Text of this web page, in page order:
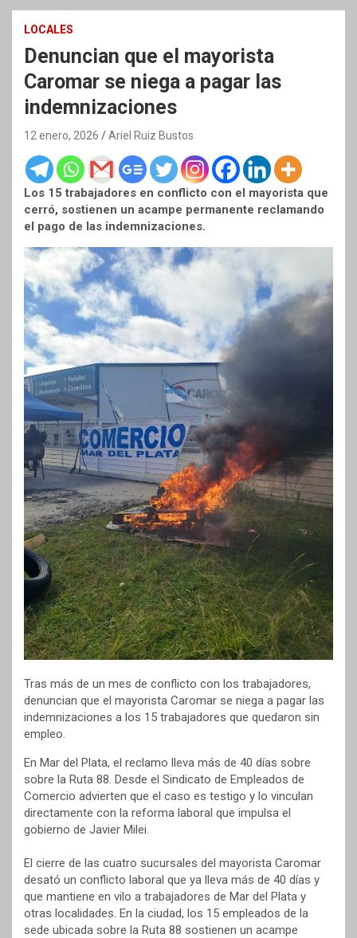
LOCALES
Denuncian que el mayorista
Caromar se niega a pagar las
indemnizaciones
12 enero, 2026 Ariel Ruiz Bustos
Los 15 trabajadores en conflicto con el mayorista que
cerró, sostienen un acampe permanente reclamando
el pago de las indemnizaciones.
Tras más de un mes de conflicto con los trabajadores,
denuncian que el mayorista Caromar se niega a pagar las
indemnizaciones a los 15 trabajadores que quedaron sin
empleo.
En Mar del Plata, el reclamo lleva más de 40 días sobre
sobre la Ruta 88. Desde el Sindicato de Empleados de
Comercio advierten que el caso es testigo y lo vinculan
directamente con la reforma laboral que impulsa el
gobierno de Javier Milei.
El cierre de las cuatro sucursales del mayorista Caromar
desató un conflicto laboral que ya lleva más de 40 días y
que mantiene en vilo a trabajadores de Mar del Plata y
otras localidades. En la ciudad, los 15 empleados de la
sede ubicada sobre la Ruta 88 sostienen un acampe